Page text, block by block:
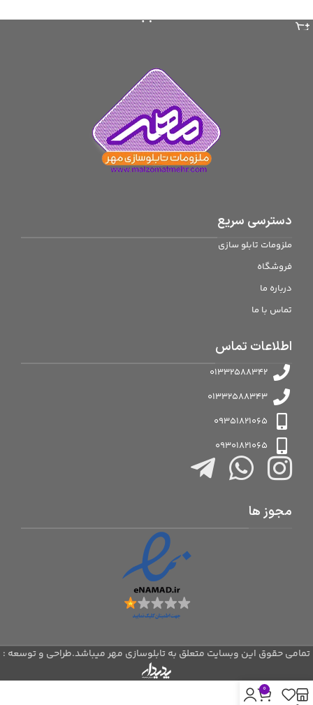
دسترسی سریع
ملزومات تابلو سازی
فروشگاه
درباره ما
تماس با ما
اطلاعات تماس
01332588342
01332588343
09351821065
09301821065
مجوز ها
تمامی حقوق این وبسایت متعلق به تابلوسازی مهر میباشد.طراحی و توسعه :
0